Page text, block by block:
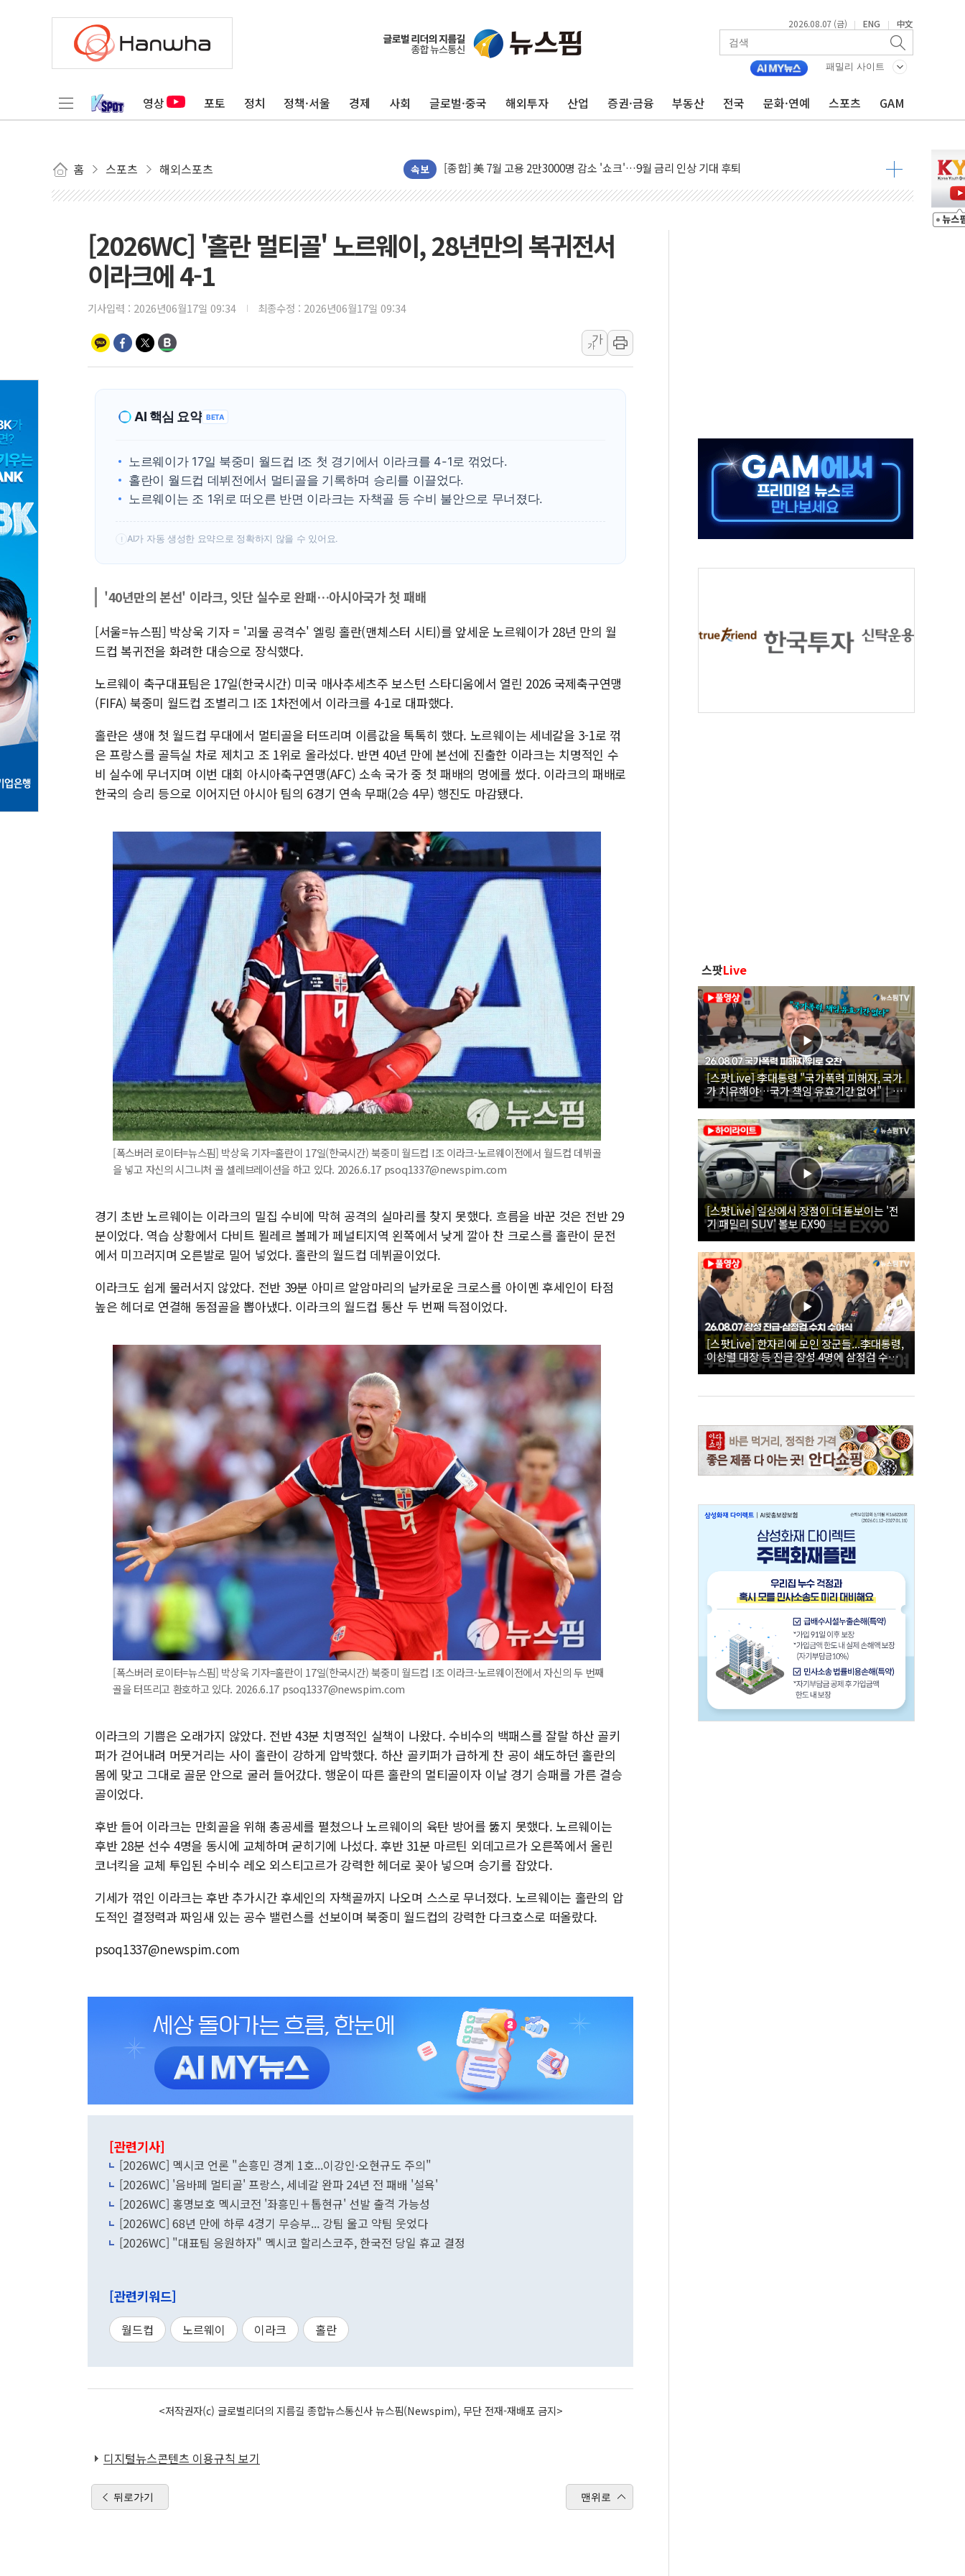
2026.08.07 (금) | ENG | 中文
패밀리 사이트
영상 포토 정치 정책·서울 경제 사회 글로벌·중국 해외투자 산업 증권·금융 부동산 전국 문화·연예 스포츠 GAM
홈 스포츠 해외스포츠 속보
[AI MY 뉴스] 뉴욕 반도체주 프리뷰...美 고용 쇼크에 반도체주 '활짝'
뉴욕증시 프리뷰, 美 고용 쇼크에 금리 인상 우려 후퇴…나스닥 선물 1%대 상승
[사진] 이슬람 수니파 3개국, 공동방위협정 체결
뉴욕증시 개장 전 특징주...아틀라시안·클라우드플레어·태양광주↑ VS 트레이드데스크·웬디스↓
트럼프 "금리 내려야"…파월 때와 달리 워시엔 톤 낮춰
특정 정치인 측근 포항시 정책특보 내정설...포항시 '시끌'
이란와이어 "이란 최고지도자 위독…곧 사망해도 놀랍지 않아"
폭염 누그러지고 가뭄 숙지나...경북동해안권 8~9일 최대 100mm 호우
사우디·튀르키예·파키스탄, '공동방위협정' 체결… 수니파 국가들의 새 안보 협력 구도
신길동 신축도 3.3㎡당 7250만원…써밋 클라비온 59㎡ 18억원대
용산공원·그린벨트로 또 충돌…반복되는 국토부-서울시 '정책 엇박자'
[2026WC] '홀란 멀티골' 노르웨이, 28년만의 복귀전서
이라크에 4-1
기사입력 : 2026년06월17일 09:34 최종수정 : 2026년06월17일 09:34
가
가
AI 핵심 요약 BETA
노르웨이가 17일 북중미 월드컵 I조 첫 경기에서 이라크를 4-1로 꺾었다.
홀란이 월드컵 데뷔전에서 멀티골을 기록하며 승리를 이끌었다.
노르웨이는 조 1위로 떠오른 반면 이라크는 자책골 등 수비 불안으로 무너졌다.
! AI가 자동 생성한 요약으로 정확하지 않을 수 있어요.
'40년만의 본선' 이라크, 잇단 실수로 완패…아시아국가 첫 패배
[서울=뉴스핌] 박상욱 기자 = '괴물 공격수' 엘링 홀란(맨체스터 시티)를 앞세운 노르웨이가 28년 만의 월
드컵 복귀전을 화려한 대승으로 장식했다.
노르웨이 축구대표팀은 17일(한국시간) 미국 매사추세츠주 보스턴 스타디움에서 열린 2026 국제축구연맹
(FIFA) 북중미 월드컵 조별리그 I조 1차전에서 이라크를 4-1로 대파했다.
홀란은 생애 첫 월드컵 무대에서 멀티골을 터뜨리며 이름값을 톡톡히 했다. 노르웨이는 세네갈을 3-1로 꺾
은 프랑스를 골득실 차로 제치고 조 1위로 올라섰다. 반면 40년 만에 본선에 진출한 이라크는 치명적인 수
비 실수에 무너지며 이번 대회 아시아축구연맹(AFC) 소속 국가 중 첫 패배의 멍에를 썼다. 이라크의 패배로
한국의 승리 등으로 이어지던 아시아 팀의 6경기 연속 무패(2승 4무) 행진도 마감됐다.
[폭스버러 로이터=뉴스핌] 박상욱 기자=홀란이 17일(한국시간) 북중미 월드컵 I조 이라크-노르웨이전에서 월드컵 데뷔골
을 넣고 자신의 시그니처 골 셀레브레이션을 하고 있다. 2026.6.17 psoq1337@newspim.com
경기 초반 노르웨이는 이라크의 밀집 수비에 막혀 공격의 실마리를 찾지 못했다. 흐름을 바꾼 것은 전반 29
분이었다. 역습 상황에서 다비트 묄레르 볼페가 페널티지역 왼쪽에서 낮게 깔아 찬 크로스를 홀란이 문전
에서 미끄러지며 오른발로 밀어 넣었다. 홀란의 월드컵 데뷔골이었다.
이라크도 쉽게 물러서지 않았다. 전반 39분 아미르 알암마리의 날카로운 크로스를 아이멘 후세인이 타점
높은 헤더로 연결해 동점골을 뽑아냈다. 이라크의 월드컵 통산 두 번째 득점이었다.
[폭스버러 로이터=뉴스핌] 박상욱 기자=홀란이 17일(한국시간) 북중미 월드컵 I조 이라크-노르웨이전에서 자신의 두 번째
골을 터뜨리고 환호하고 있다. 2026.6.17 psoq1337@newspim.com
이라크의 기쁨은 오래가지 않았다. 전반 43분 치명적인 실책이 나왔다. 수비수의 백패스를 잘랄 하산 골키
퍼가 걷어내려 머뭇거리는 사이 홀란이 강하게 압박했다. 하산 골키퍼가 급하게 찬 공이 쇄도하던 홀란의
몸에 맞고 그대로 골문 안으로 굴러 들어갔다. 행운이 따른 홀란의 멀티골이자 이날 경기 승패를 가른 결승
골이었다.
후반 들어 이라크는 만회골을 위해 총공세를 펼쳤으나 노르웨이의 육탄 방어를 뚫지 못했다. 노르웨이는
후반 28분 선수 4명을 동시에 교체하며 굳히기에 나섰다. 후반 31분 마르틴 외데고르가 오른쪽에서 올린
코너킥을 교체 투입된 수비수 레오 외스티고르가 강력한 헤더로 꽂아 넣으며 승기를 잡았다.
기세가 꺾인 이라크는 후반 추가시간 후세인의 자책골까지 나오며 스스로 무너졌다. 노르웨이는 홀란의 압
도적인 결정력과 짜임새 있는 공수 밸런스를 선보이며 북중미 월드컵의 강력한 다크호스로 떠올랐다.
psoq1337@newspim.com
[관련기사]
[2026WC] 멕시코 언론 "손흥민 경계 1호...이강인·오현규도 주의"
[2026WC] '음바페 멀티골' 프랑스, 세네갈 완파 24년 전 패배 '설욕'
[2026WC] 홍명보호 멕시코전 '좌흥민＋톱현규' 선발 출격 가능성
[2026WC] 68년 만에 하루 4경기 무승부... 강팀 울고 약팀 웃었다
[2026WC] "대표팀 응원하자" 멕시코 할리스코주, 한국전 당일 휴교 결정
[관련키워드]
월드컵 노르웨이 이라크 홀란
<저작권자(c) 글로벌리더의 지름길 종합뉴스통신사 뉴스핌(Newspim), 무단 전재-재배포 금지>
디지털뉴스콘텐츠 이용규칙 보기
뒤로가기 맨위로
스팟Live
[스팟Live] 李대통령 "국가폭력 피해자, 국가
가 치유해야…국가 책임 유효기간 없어"｜
26.08.07 국가폭력 피해자 위로 오찬
[스팟Live] 일상에서 장점이 더 돋보이는 '전
기 패밀리 SUV' 볼보 EX90
[스팟Live] 한자리에 모인 장군들...李대통령,
이상렬 대장 등 진급 장성 4명에 삼정검 수치
직접 수여｜26.08.07 장성 진급·삼정검 수치